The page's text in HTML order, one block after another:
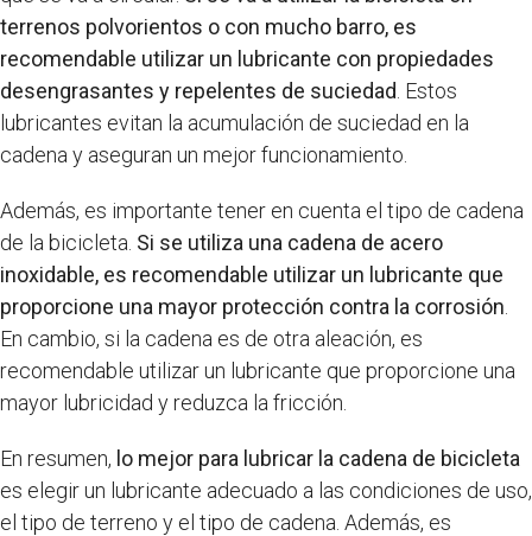
terrenos polvorientos o con mucho barro, es
recomendable utilizar un lubricante con propiedades
desengrasantes y repelentes de suciedad . Estos
lubricantes evitan la acumulación de suciedad en la
cadena y aseguran un mejor funcionamiento.
Además, es importante tener en cuenta el tipo de cadena
de la bicicleta. Si se utiliza una cadena de acero
inoxidable, es recomendable utilizar un lubricante que
proporcione una mayor protección contra la corrosión
En cambio, si la cadena es de otra aleación, es
recomendable utilizar un lubricante que proporcione una
mayor lubricidad y reduzca la fricción.
En resumen, lo mejor para lubricar la cadena de bicicleta
es elegir un lubricante adecuado a las condiciones de uso,
el tipo de terreno y el tipo de cadena. Además, es